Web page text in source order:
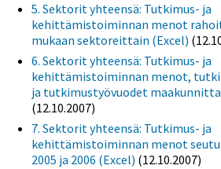
5. Sektorit yhteensä: Tutkimus- ja
kehittämistoiminnan menot
mukaan sektoreittain (Excel)
6. Sektorit yhteensä: Tutkimus- ja
kehittämistoiminnan menot,
ja tutkimustyövuodet
(12.10.2007)
7. Sektorit yhteensä: Tutkimus- ja
kehittämistoiminnan menot
2005 ja 2006 (Excel) (12.10.2007)